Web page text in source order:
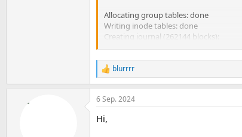
Allocating group tables: done
Writing inode tables: done
Creating journal (262144 blocks):
Writing superblocks and filesystem
R
e
a
k
i
blurrrr
6 Sep. 2024
Hi,